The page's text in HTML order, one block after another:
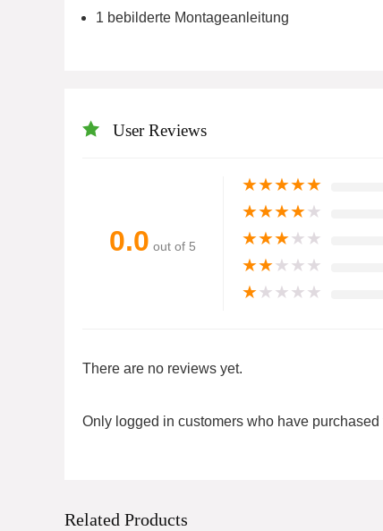
1 bebilderte Montageanleitung
User Reviews
0.0 out of 5
★★★★★
★★★★★
★★★★★
★★★★★
★★★★★
There are no reviews yet.
Only logged in customers who have
Related Products